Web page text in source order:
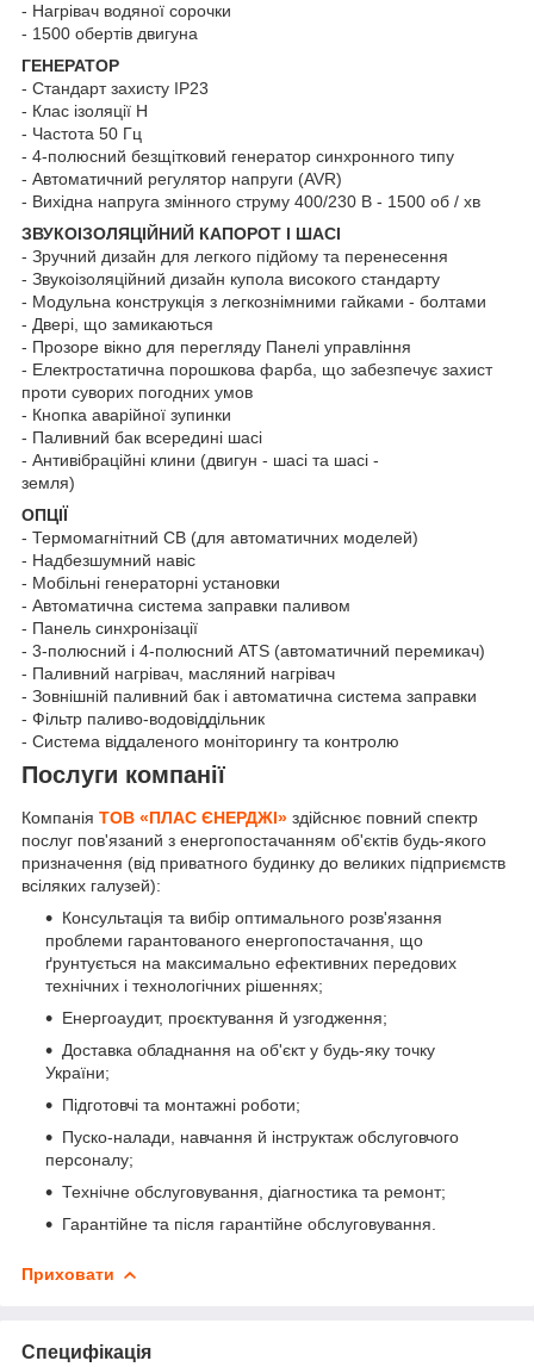
- Нагрівач водяної сорочки
- 1500 обертів двигуна
ГЕНЕРАТОР
- Стандарт захисту IP23
- Клас ізоляції H
- Частота 50 Гц
- 4-полюсний безщітковий генератор синхронного типу
- Автоматичний регулятор напруги (AVR)
- Вихідна напруга змінного струму 400/230 В - 1500 об / хв
ЗВУКОІЗОЛЯЦІЙНИЙ КАПОРОТ І ШАСІ
- Зручний дизайн для легкого підйому та перенесення
- Звукоізоляційний дизайн купола високого стандарту
- Модульна конструкція з легкознімними гайками - болтами
- Двері, що замикаються
- Прозоре вікно для перегляду Панелі управління
- Електростатична порошкова фарба, що забезпечує захист
проти суворих погодних умов
- Кнопка аварійної зупинки
- Паливний бак всередині шасі
- Антивібраційні клини (двигун - шасі та шасі -
земля)
ОПЦІЇ
- Термомагнітний CB (для автоматичних моделей)
- Надбезшумний навіс
- Мобільні генераторні установки
- Автоматична система заправки паливом
- Панель синхронізації
- 3-полюсний і 4-полюсний ATS (автоматичний перемикач)
- Паливний нагрівач, масляний нагрівач
- Зовнішній паливний бак і автоматична система заправки
- Фільтр паливо-водовіддільник
- Система віддаленого моніторингу та контролю
Послуги компанії
Компанія ТОВ «ПЛАС ЄНЕРДЖІ» здійснює повний спектр
послуг пов'язаний з енергопостачанням об'єктів будь-якого
призначення (від приватного будинку до великих підприємств
всіляких галузей):
Консультація та вибір оптимального розв'язання
проблеми гарантованого енергопостачання, що
ґрунтується на максимально ефективних передових
технічних і технологічних рішеннях;
Енергоаудит, проєктування й узгодження;
Доставка обладнання на об'єкт у будь-яку точку
України;
Підготовчі та монтажні роботи;
Пуско-налади, навчання й інструктаж обслуговчого
персоналу;
Технічне обслуговування, діагностика та ремонт;
Гарантійне та після гарантійне обслуговування.
Приховати
Специфікація